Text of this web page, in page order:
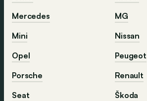
Mercedes
MG
Mini
Nissan
Opel
Peugeot
Porsche
Renault
Seat
Škoda